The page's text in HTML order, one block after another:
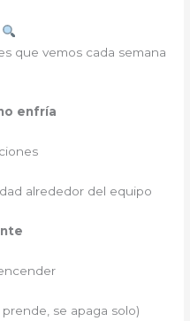
que vemos cada semana
enfría
alrededor del equipo
se apaga solo)